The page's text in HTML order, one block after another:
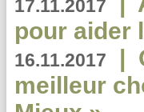
17.11.2017
pour aider
16.11.2017 |
meilleur